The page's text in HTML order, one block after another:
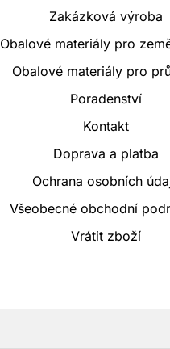
Zakázková výroba
Obalové materiály pro
Obalové materiály pro
Poradenství
Kontakt
Doprava a platba
Ochrana osobních
Všeobecné obchodní
Vrátit zboží